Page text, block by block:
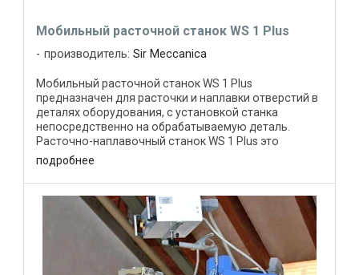
Мобильный расточной станок WS 1 Plus
производитель: Sir Meccanica
Мобильный расточной станок WS 1 Plus
предназначен для расточки и наплавки отверстий в
деталях оборудования, с установкой станка
непосредственно на обрабатываемую деталь.
Расточно-наплавочный станок WS 1 Plus это
мобильный расточной станок, который ...
подробнее